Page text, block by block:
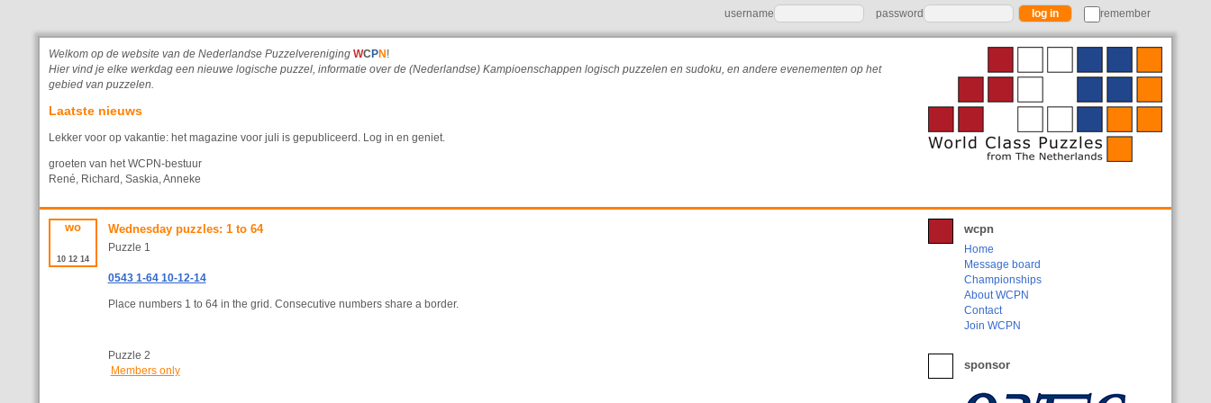
username password remember
Welkom op de website van de Nederlandse Puzzelvereniging WC PN !
Hier vind je elke werkdag een nieuwe logische puzzel, informatie over de (Nederlandse) Kampioenschappen logisch puzzelen en sudoku, en andere evenementen op het
gebied van puzzelen.
Laatste nieuws
Lekker voor op vakantie: het magazine voor juli is gepubliceerd. Log in en geniet.
groeten van het WCPN-bestuur
René, Richard, Saskia, Anneke
wo
10 12 14
Wednesday puzzles: 1 to 64
Puzzle 1
0543 1-64 10-12-14
Place numbers 1 to 64 in the grid. Consecutive numbers share a border.
Puzzle 2
Members only
wcpn
Home
Message board
Championships
About WCPN
Contact
Join WCPN
sponsor